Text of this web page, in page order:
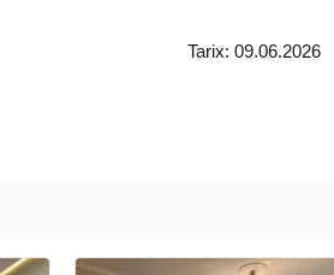
Nömrə ilə Əlaqə Saxlaya Bilərsiniz.
Tarix: 09.06.2026